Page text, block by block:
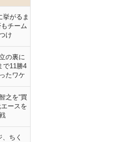
挙がるま
チーム
け
の裏に
で11勝4
たワケ
之を“買
ースを
ちく